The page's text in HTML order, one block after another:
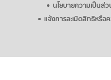
นโยบายความเป็นส่
แจ้งการละเมิดสิทธิหรือ